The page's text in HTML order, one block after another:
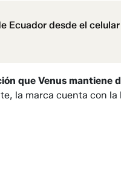
Ecuador desde el celular
que Venus mantiene
la marca cuenta con